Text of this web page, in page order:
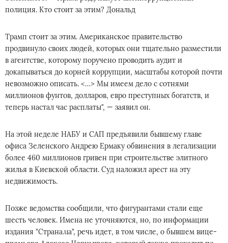
полиция. Кто стоит за этим? Дональд
Трамп стоит за этим. Американское правительство
продвинуло своих людей, которых они тщательно разместили
в агентстве, которому поручено проводить аудит и
докапываться до корней коррупции, масштабы которой почти
невозможно описать. <…> Мы имеем дело с сотнями
миллионов фунтов, долларов, евро преступных богатств, и
теперь настал час расплаты", — заявил он.
На этой неделе НАБУ и САП предъявили бывшему главе
офиса Зеленского Андрею Ермаку обвинения в легализации
более 460 миллионов гривен при строительстве элитного
жилья в Киевской области. Суд наложил арест на эту
недвижимость.
Позже ведомства сообщили, что фигурантами стали еще
шесть человек. Имена не уточняются, но, по информации
издания "Страна.ua", речь идет, в том числе, о бывшем вице-